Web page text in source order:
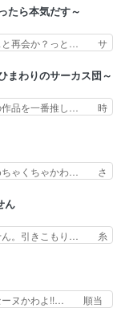
… 股に海豚を挟み水
OPEDとも無人バー
。ツン… 一等級ポテ
くて… そういや、ア
、… とうとうアリア
… 毎度ながらのスピ
末試験が始まろうと
鑑定胸像タリスマン
たら本気だす～
スと再会か？っと… サ
ているサラ… サラと
女」とし… ルーシー
カで微… サラとは会
方し… サラは未練0
… 役で出演させてい
毎クールメインヒロ
まわりのサーカス団～
作品を一番推し… 時
のね… デフォルメさ
印… 葵＆茜の回も良
… 互いが互いのこと
第５話をｄアニメス
この作品は「キャ
かちゃんの介入で双
ちゃくちゃかわ… さ
ララの思い… 仕事に
いところ… ララちゃ
て良い… ララと茉里
倒し… 労働するプリ
… ララが働く事での
地道に働き人と関わ
ん
ん。引きこもり… 糸
村大樹さん… 糸ちゃ
ゲームが… 姉から性
て言わ… テーマ：引
ぶり… 元ゲーマーな
ーヌかわよ!!… 順当